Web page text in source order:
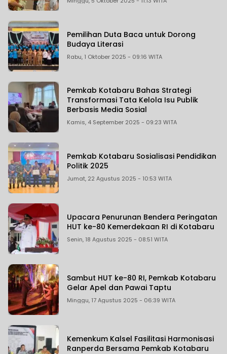
Pemilihan Duta Baca untuk Dorong
Budaya Literasi
Rabu, 1 Oktober 2025 - 09:16 WITA
Pemkab Kotabaru Bahas Strategi
Transformasi Tata Kelola Isu Publik
Berbasis Media Sosial
Kamis, 4 September 2025 - 09:23 WITA
Pemkab Kotabaru Sosialisasi Pendidikan
Politik 2025
Jumat, 22 Agustus 2025 - 10:53 WITA
Upacara Penurunan Bendera Peringatan
HUT ke-80 Kemerdekaan RI di Kotabaru
Senin, 18 Agustus 2025 - 08:51 WITA
Sambut HUT ke-80 RI, Pemkab Kotabaru
Gelar Apel dan Pawai Taptu
Minggu, 17 Agustus 2025 - 06:39 WITA
Kemenkum Kalsel Fasilitasi Harmonisasi
Ranperda Bersama Pemkab Kotabaru